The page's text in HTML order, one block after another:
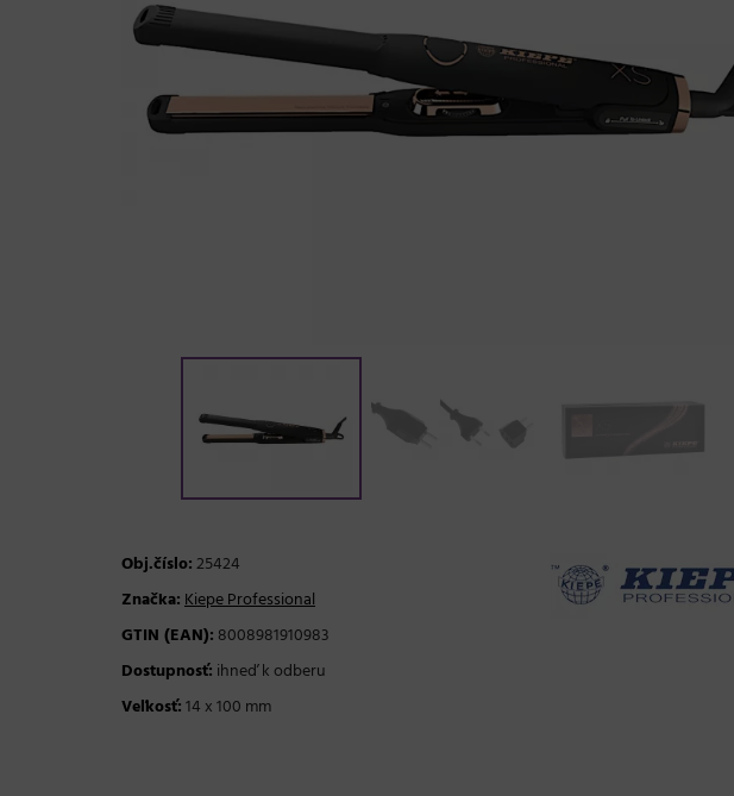
Obj.číslo:25424
Značka:Kiepe Professional
GTIN (EAN): 8008981910983
Dostupnosť: ihneď k odberu
Veľkosť:14 x 100 mm